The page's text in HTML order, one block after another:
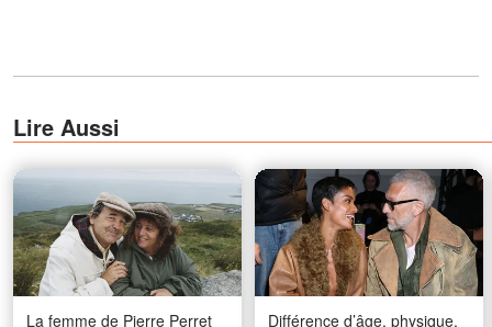
Lire Aussi
La femme de Pierre Perret
Différence d’âge, physique,